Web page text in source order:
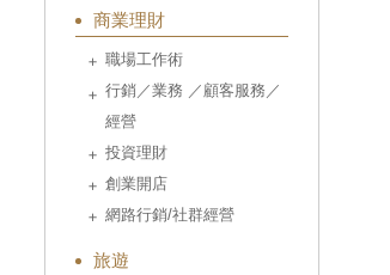
商業理財
職場工作術
行銷／業務 ／顧客服務／
經營
投資理財
創業開店
網路行銷/社群經營
旅遊